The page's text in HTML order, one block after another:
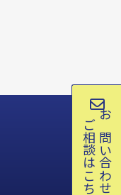
お問い合わせ
ご相談はこちら